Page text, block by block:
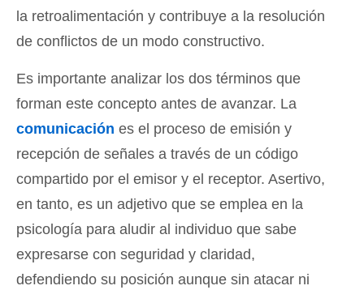
la retroalimentación y contribuye a la resolución
de conflictos de un modo constructivo.
Es importante analizar los dos términos que
forman este concepto antes de avanzar. La
comunicación es el proceso de emisión y
recepción de señales a través de un código
compartido por el emisor y el receptor. Asertivo,
en tanto, es un adjetivo que se emplea en la
psicología para aludir al individuo que sabe
expresarse con seguridad y claridad,
defendiendo su posición aunque sin atacar ni